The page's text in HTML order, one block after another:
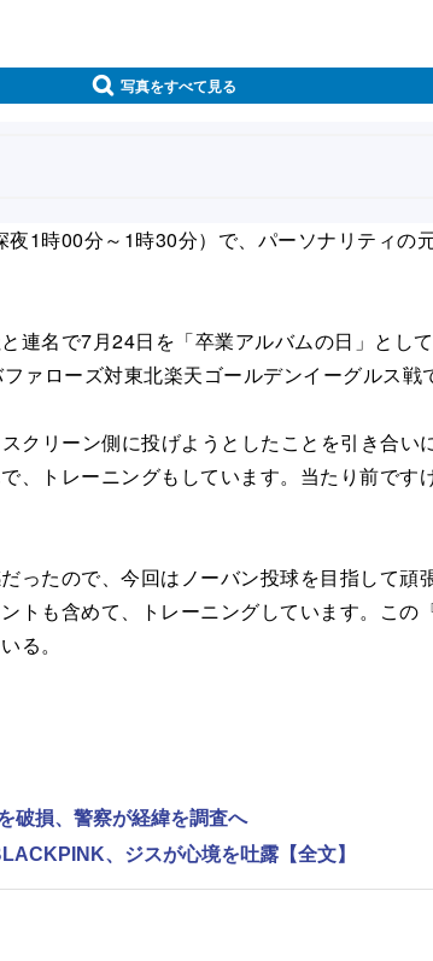
写真をすべて見る
1時00分～1時30分）で、パーソナリティの
名で7月24日を「卒業アルバムの日」とし
ローズ対東北楽天ゴールデンイーグルス戦
リーン側に投げようとしたことを引き合
トレーニングもしています。当たり前で
たので、今回はノーバン投球を目指して
トも含めて、トレーニングしています。こ
る。
破損、警察が経緯を調査へ
、ジスが心境を吐露【全文】